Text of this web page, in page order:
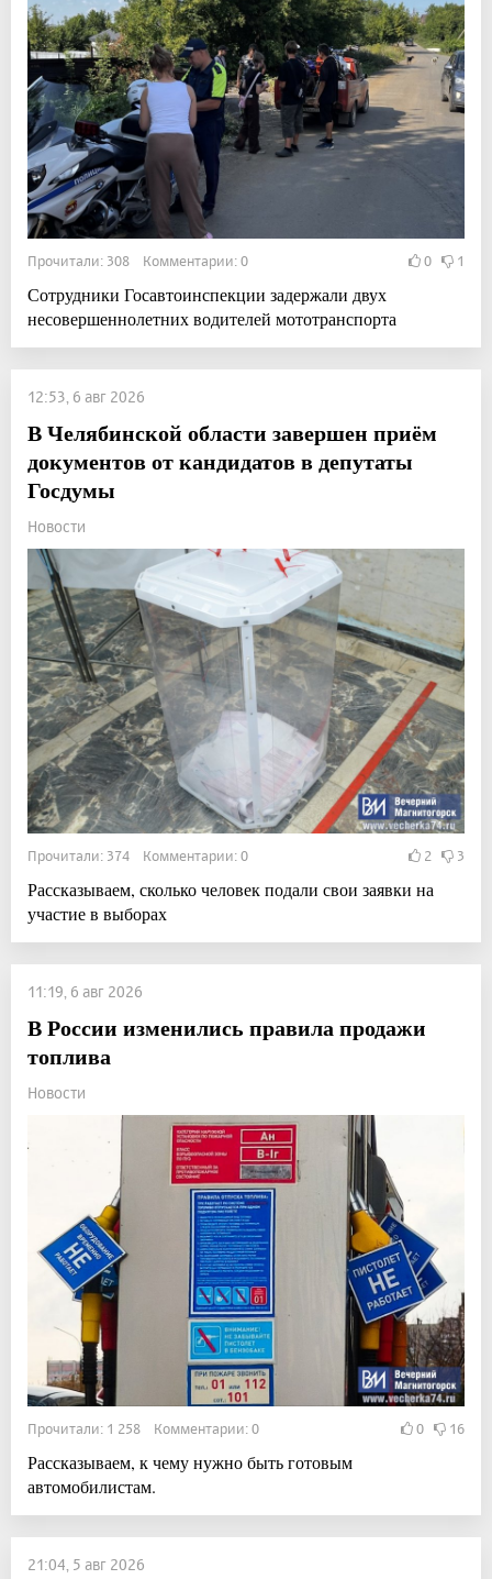
Прочитали: 308 Комментарии: 0 0 1
Сотрудники Госавтоинспекции задержали двух
несовершеннолетних водителей мототранспорта
12:53, 6 авг 2026
В Челябинской области завершен приём
документов от кандидатов в депутаты
Госдумы
Новости
Прочитали: 374 Комментарии: 0 2 3
Рассказываем, сколько человек подали свои заявки на
участие в выборах
11:19, 6 авг 2026
В России изменились правила продажи
топлива
Новости
Прочитали: 1 258 Комментарии: 0 0 16
Рассказываем, к чему нужно быть готовым
автомобилистам.
21:04, 5 авг 2026